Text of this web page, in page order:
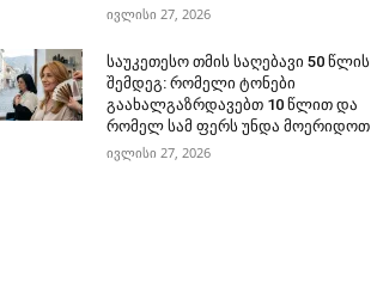
ივლისი 27, 2026
საუკეთესო თმის საღებავი 50 წლის
შემდეგ: რომელი ტონები
გაახალგაზრდავებთ 10 წლით და
რომელ სამ ფერს უნდა მოერიდოთ
ივლისი 27, 2026